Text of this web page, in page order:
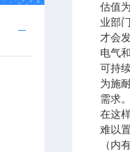
估值
业部
才会
电气
可持
为施
需求
在这
难以
（内